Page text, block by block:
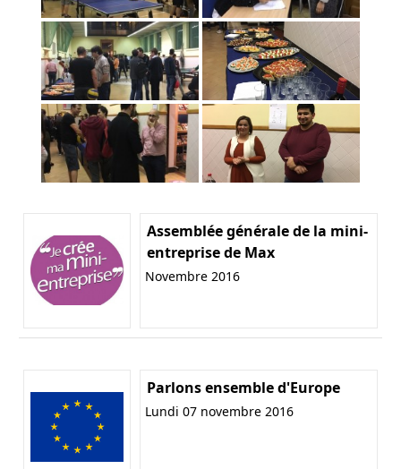
Assemblée générale de la mini-
entreprise de Max
Novembre 2016
Parlons ensemble d'Europe
Lundi 07 novembre 2016